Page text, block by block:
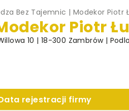
Bez Tajemnic | Modekor Piotr
Piotr
10 | 18-300 Zambrów |
rejestracji firmy